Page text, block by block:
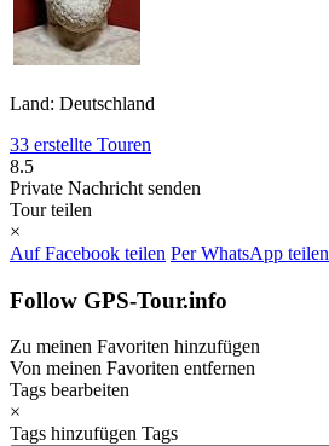
Land: Deutschland
33 erstellte Touren
8.5
Private Nachricht senden
Tour teilen
×
Auf Facebook teilen Per WhatsApp teilen
Follow GPS-Tour.info
Zu meinen Favoriten hinzufügen
Von meinen Favoriten entfernen
Tags bearbeiten
×
Tags hinzufügen Tags